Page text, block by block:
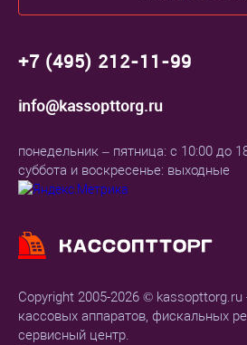
Copyright 2005-2026 © kassopttorg.ru
кассовых аппаратов, фискальных
сервисный центр.
+7 (495) 212-11-99
info@kassopttorg.ru
понедельник – пятница: с 10:00 до
суббота и воскресенье: выходные